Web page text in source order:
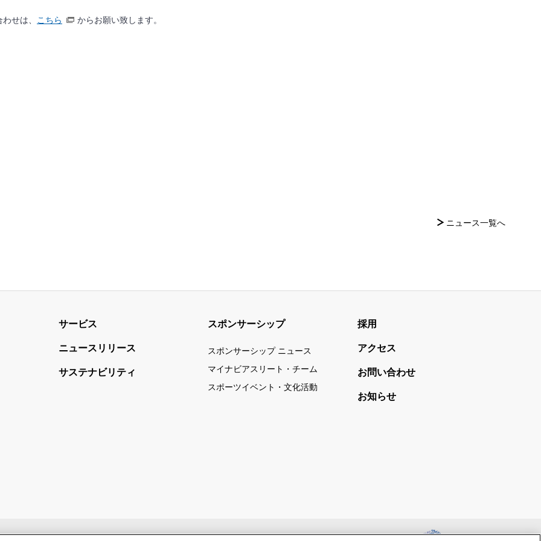
せは、 こちら からお願い致します。
ニュース一覧へ
サービス
ニュースリリース
サステナビリティ
スポンサーシップ
スポンサーシップ ニュース
マイナビアスリート・チーム
スポーツイベント・文化活動
採用
アクセス
お問い合わせ
お知らせ